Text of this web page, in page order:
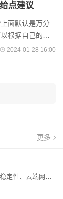
点建议
面默认是万分
根据自己的资
以在开户前就
2024-01-28 16:00
更多
场内 ETF 无印花税，高频换手的核心痛点是交易系统稳定性、云端网格功能、ETF 专属低佣金，综合对比下来，银河证券适合日常 ETF 高频、网格、T+0 反复交易，广发证券也不错，我来详细做个对比。一、银河证券系统承载强，极少滑点卡顿央企分布式交易架构，早盘、大跌高并发时段挂撤单、日内 T+0 委托响应快，不会出现漏单、延迟，频繁买卖跨境、商品、行业 ETF 体验稳定。双模式云端网格适配高频独有成交驱动 + 到价触发双网格，支持批量多 ETF 同步自动高抛低吸，7×24 小时云端托管，手机关机依旧执行；自带策略...